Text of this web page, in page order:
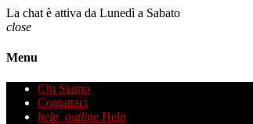
La chat è attiva da Lunedì a Sabato
close
Menu
Chi Siamo
Contattaci
help_outline Help